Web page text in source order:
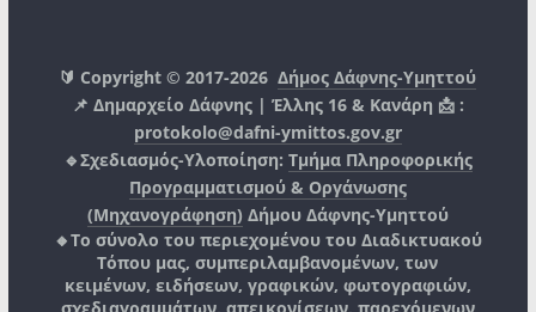
🔰 Copyright © 2017-2026Δήμος Δάφνης-Υμηττού
📌 Δημαρχείο Δάφνης | Έλλης 16 & Κανάρη 📩 :
protokolo@dafni-ymittos.gov.gr
🔹Σχεδιασμός-Υλοποίηση: Τμήμα Πληροφορικής
Προγραμματισμού & Οργάνωσης
(Μηχανογράφηση) Δήμου Δάφνης-Υμηττού
🔸Το σύνολο του περιεχομένου του Διαδικτυακού
Τόπου μας, συμπεριλαμβανομένων, των
κειμένων, ειδήσεων, γραφικών, φωτογραφιών,